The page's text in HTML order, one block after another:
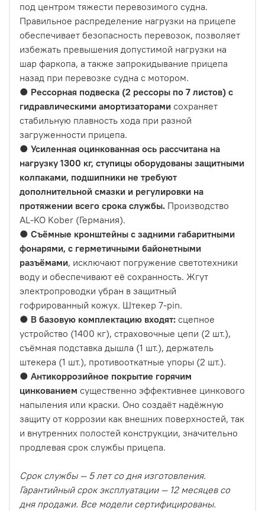
под центром тяжести перевозимого судна.
Правильное распределение нагрузки на прицепе
обеспечивает безопасность перевозок, позволяет
избежать превышения допустимой нагрузки на
шар фаркопа, а также запрокидывание прицепа
назад при перевозке судна с мотором.
● Рессорная подвеска (2 рессоры по 7 листов) с
гидравлическими амортизаторами сохраняет
стабильную плавность хода при разной
загруженности прицепа.
● Усиленная оцинкованная ось рассчитана на
нагрузку 1300 кг, ступицы оборудованы защитными
колпаками, подшипники не требуют
дополнительной смазки и регулировки на
протяжении всего срока службы. Производство
AL-KO Kober (Германия).
● Съёмные кронштейны с задними габаритными
фонарями, с герметичными байонетными
разъёмами, исключают погружение светотехники
воду и обеспечивают её сохранность. Жгут
электропроводки убран в защитный
гофрированный кожух. Штекер 7-pin.
● В базовую комплектацию входят: сцепное
устройство (1400 кг), страховочные цепи (2 шт.),
съёмная подставка дышла (1 шт.), держатель
штекера (1 шт.), противооткатные упоры (2 шт.).
● Антикоррозийное покрытие горячим
цинкованием существенно эффективнее цинкового
напыления или краски. Оно создаёт надёжную
защиту от коррозии как внешних поверхностей, так
и внутренних полостей конструкции, значительно
продлевая срок службы прицепа.
Срок службы — 5 лет со дня изготовления.
Гарантийный срок эксплуатации — 12 месяцев со
дня продажи. Все модели сертифицированы.